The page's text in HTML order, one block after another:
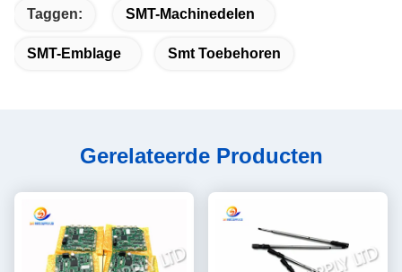
Taggen: SMT-Machinedelen
SMT-Emblage Smt Toebehoren
Gerelateerde Producten